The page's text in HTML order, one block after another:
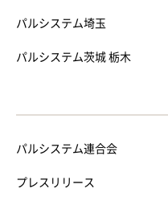
パルシステム埼玉
パルシステム茨城 栃木
パルシステム連合会
プレスリリース